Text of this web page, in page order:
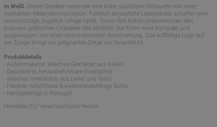
In Weiß. Dieser Sneaker verbindet eine klare, sportliche Silhouette mit einer
markanten Materialkomposition. Farblich abgesetzte Lederpanels schaffen eine
vielschichtige, zugleich ruhige Optik. Ton-in-Ton Nähte unterstreichen den
präzisen, grafischen Charakter des Modells. Die Form wirkt kompakt und
ausgewogen, mit einer retro-inspirierten Ausstrahlung. Das auffällige Logo auf
der Zunge bringt ein prägnantes Detail ins Gesamtbild.
Produktdetails
- Außenmaterial: Weiches Glattleder aus Italien
- Gepolsterte, herausnehmbare Innensohle
- Weiches Innenfutter aus Leder und Textil
- Flexible, rutschfeste & widerstandsfähige Sohle
- Handgefertigt in Portugal
Hersteller/EU Verantwortliche Person